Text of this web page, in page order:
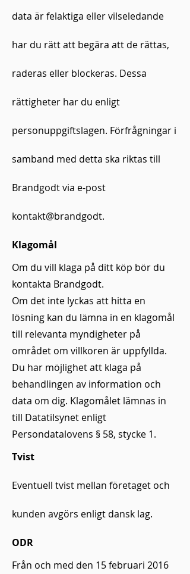
data är felaktiga eller vilseledande
har du rätt att begära att de rättas,
raderas eller blockeras. Dessa
rättigheter har du enligt
personuppgiftslagen. Förfrågningar i
samband med detta ska riktas till
Brandgodt via e-post
kontakt@brandgodt.
Klagomål
Om du vill klaga på ditt köp bör du
kontakta Brandgodt.
Om det inte lyckas att hitta en
lösning kan du lämna in en klagomål
till relevanta myndigheter på
området om villkoren är uppfyllda.
Du har möjlighet att klaga på
behandlingen av information och
data om dig. Klagomålet lämnas in
till Datatilsynet enligt
Persondatalovens § 58, stycke 1.
Tvist
Eventuell tvist mellan företaget och
kunden avgörs enligt dansk lag.
ODR
Från och med den 15 februari 2016